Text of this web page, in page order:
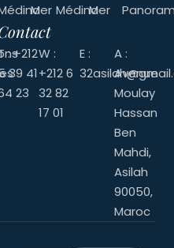
Mer MédinaMer
: +212
39 41
23
W :
+212 6
32 82
17 01
E :
A :
Avenue
Moulay
Hassan
Ben
Mahdi,
Asilah
90050,
Maroc